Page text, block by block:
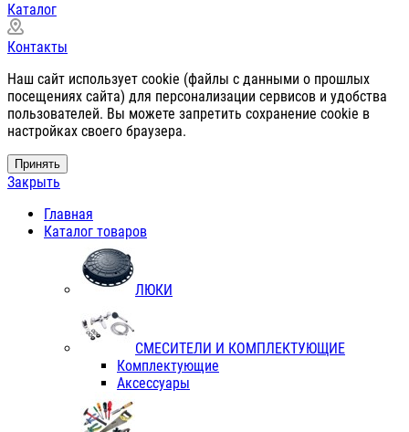
Каталог
Контакты
Наш сайт использует cookie (файлы с данными о прошлых
посещениях сайта) для персонализации сервисов и удобства
пользователей. Вы можете запретить сохранение cookie в
настройках своего браузера.
Принять
Закрыть
Главная
Каталог товаров
ЛЮКИ
СМЕСИТЕЛИ И КОМПЛЕКТУЮЩИЕ
Комплектующие
Аксессуары